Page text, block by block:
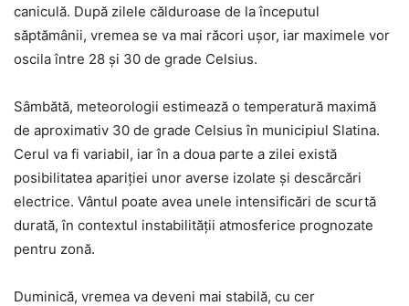
caniculă. După zilele călduroase de la începutul
săptămânii, vremea se va mai răcori ușor, iar maximele vor
oscila între 28 și 30 de grade Celsius.
Sâmbătă, meteorologii estimează o temperatură maximă
de aproximativ 30 de grade Celsius în municipiul Slatina.
Cerul va fi variabil, iar în a doua parte a zilei există
posibilitatea apariției unor averse izolate și descărcări
electrice. Vântul poate avea unele intensificări de scurtă
durată, în contextul instabilității atmosferice prognozate
pentru zonă.
Duminică, vremea va deveni mai stabilă, cu cer